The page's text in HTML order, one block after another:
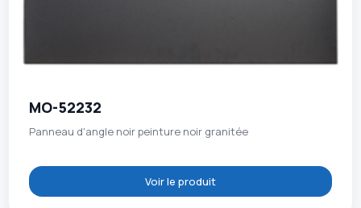
MO-52232
Panneau d'angle noir peinture noir granitée
Voir le produit